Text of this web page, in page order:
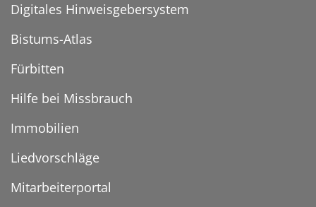
Digitales Hinweisgebersystem
Bistums-Atlas
Fürbitten
Hilfe bei Missbrauch
Immobilien
Liedvorschläge
Mitarbeiterportal